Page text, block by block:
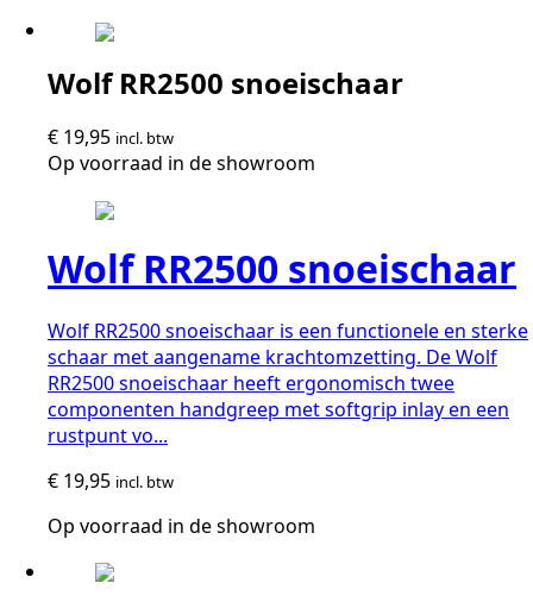
Wolf RR2500 snoeischaar
€ 19,95 incl. btw
Op voorraad in de showroom
Wolf RR2500 snoeischaar
Wolf RR2500 snoeischaar is een functionele en sterke
schaar met aangename krachtomzetting. De Wolf
RR2500 snoeischaar heeft ergonomisch twee
componenten handgreep met softgrip inlay en een
rustpunt vo...
€ 19,95 incl. btw
Op voorraad in de showroom